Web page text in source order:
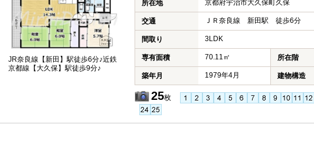
JR奈良線【新田】駅徒歩6分♪近鉄
京都線【大久保】駅徒歩9分♪
所在地 京都府宇治市大久保町久保
交通 ＪＲ奈良線 新田駅 徒歩6分
間取り 3LDK
専有面積 70.11㎡ 所在階
築年月 1979年4月 建物構造
25枚